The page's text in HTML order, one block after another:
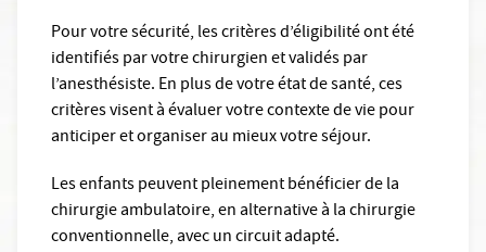
Pour votre sécurité, les critères d’éligibilité ont été
identifiés par votre chirurgien et validés par
l’anesthésiste. En plus de votre état de santé, ces
critères visent à évaluer votre contexte de vie pour
anticiper et organiser au mieux votre séjour.
Les enfants peuvent pleinement bénéficier de la
chirurgie ambulatoire, en alternative à la chirurgie
conventionnelle, avec un circuit adapté.